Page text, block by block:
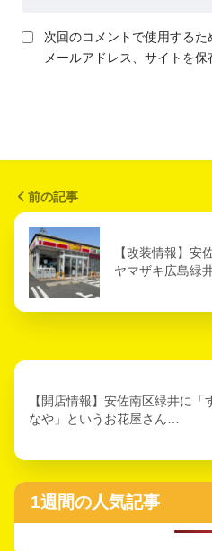
次回のコメントで使用するた
メールアドレス、サイトを保
前の記事
【改装情報】安
ヤマザキ広島緑
【開店情報】安佐南区緑井に「
なや」というお花屋さん…
1週間の人気記事